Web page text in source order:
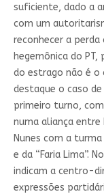
suficiente, dado a
com um
reconhecer a
hegemônica do
do estrago não é o
destaque o caso
primeiro turno,
numa aliança entre
Nunes com a
e da “Faria Lima”.
indicam a centro-
expressões